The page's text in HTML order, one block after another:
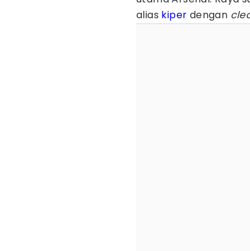
alias kiper dengan